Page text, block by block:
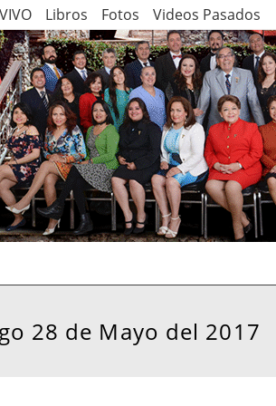
Libros Fotos Videos Pasados
28 de Mayo del 2017